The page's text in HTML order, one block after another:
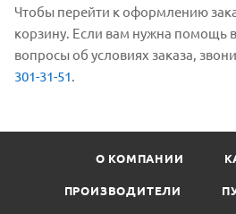
Чтобы перейти к оформлению
корзину. Если вам нужна помощь
вопросы об условиях заказа,
301-31-51.
О КОМПАНИИ
ПРОИЗВОДИТЕЛИ